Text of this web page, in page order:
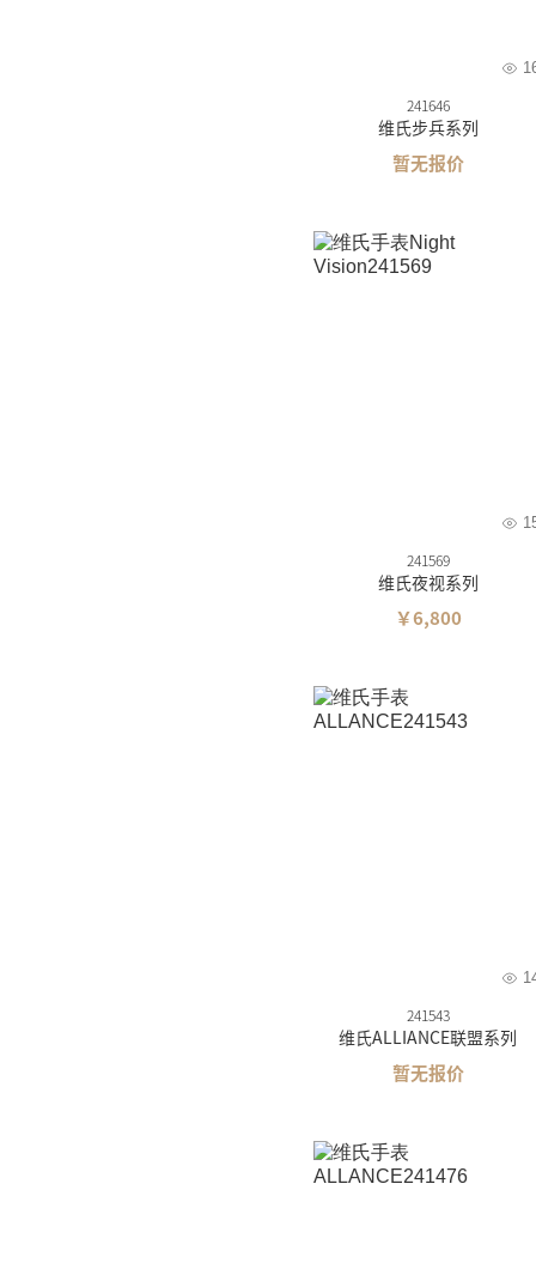
241646
维氏步兵系列
暂无报价
241569
维氏夜视系列
￥6,800
241543
维氏ALLIANCE联盟系列
暂无报价